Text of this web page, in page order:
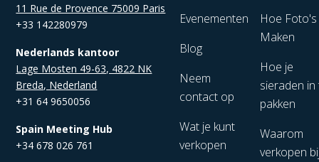
11 Rue de Provence 75009 Paris
+33 142280979
Nederlands kantoor
Lage Mosten 49-63, 4822 NK
Breda, Nederland
+31 64 9650056
Spain Meeting Hub
+34 678 026 761
Evenementen
Blog
Neem
contact op
Wat je kunt
verkopen
Hoe
Maken
Hoe je
sieraden in
pakken
Waarom
verkopen